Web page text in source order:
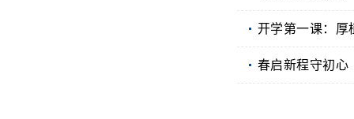
开学第一课：厚
春启新程守初